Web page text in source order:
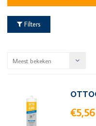
Filters
Meest bekeken
€5,56